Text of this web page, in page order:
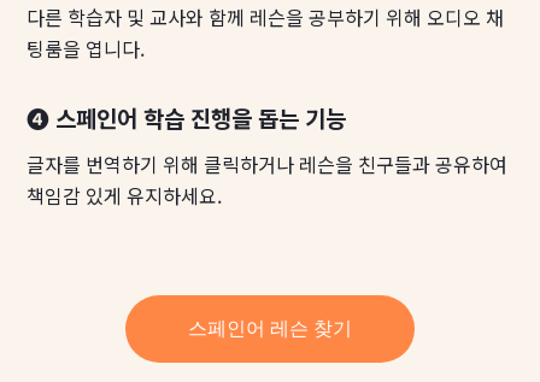
다른 학습자 및 교사와 함께 레슨을 공부하기 위해 오디오 채
팅룸을 엽니다.
❹ 스페인어 학습 진행을 돕는 기능
글자를 번역하기 위해 클릭하거나 레슨을 친구들과 공유하여
책임감 있게 유지하세요.
스페인어 레슨 찾기